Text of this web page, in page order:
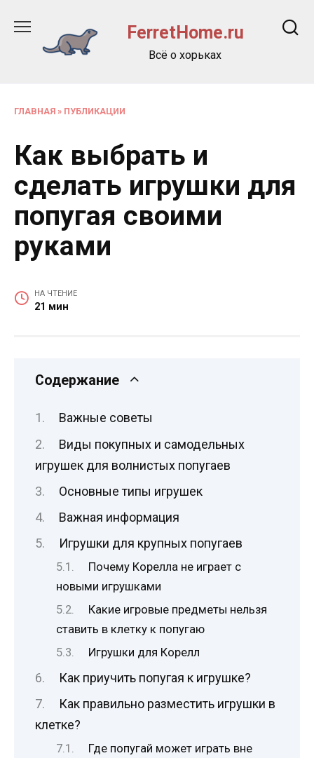
содержанию
FerretHome.ru
Всё о хорьках
ГЛАВНАЯ » ПУБЛИКАЦИИ
Как выбрать и
сделать игрушки для
попугая своими
руками
НА ЧТЕНИЕ
21 мин
Содержание
Важные советы
Виды покупных и самодельных
игрушек для волнистых попугаев
Основные типы игрушек
Важная информация
Игрушки для крупных попугаев
Почему Корелла не играет с
новыми игрушками
Какие игровые предметы нельзя
ставить в клетку к попугаю
Игрушки для Корелл
Как приучить попугая к игрушке?
Как правильно разместить игрушки в
клетке?
Где попугай может играть вне